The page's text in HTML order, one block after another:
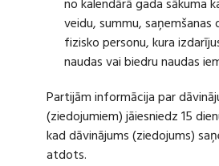
veidu, summu, saņemšanas
fizisko personu, kura
naudas vai biedru naudas
Partijām informācija par
(ziedojumiem) jāiesniedz 15
kad dāvinājums (ziedojums)
atdots.